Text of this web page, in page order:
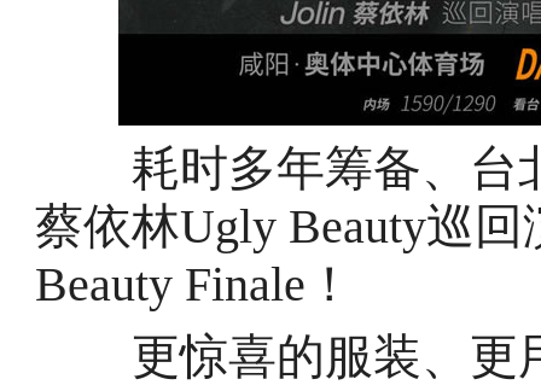
耗时多年筹备、台
蔡依林Ugly Beauty巡
Beauty Finale！
更惊喜的服装、更